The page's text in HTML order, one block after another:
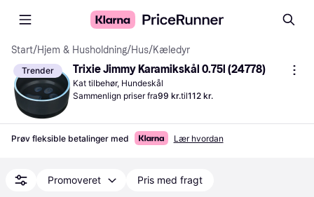
Start/Hjem & Husholdning/Hus/Kæledyr
Trender Trixie Jimmy Karamikskål 0.75l (24778)
Kat tilbehør, Hundeskål
Sammenlign priser fra99 kr.til112 kr.
Prøv fleksible betalinger med Lær hvordan
Promoveret Pris med fragt